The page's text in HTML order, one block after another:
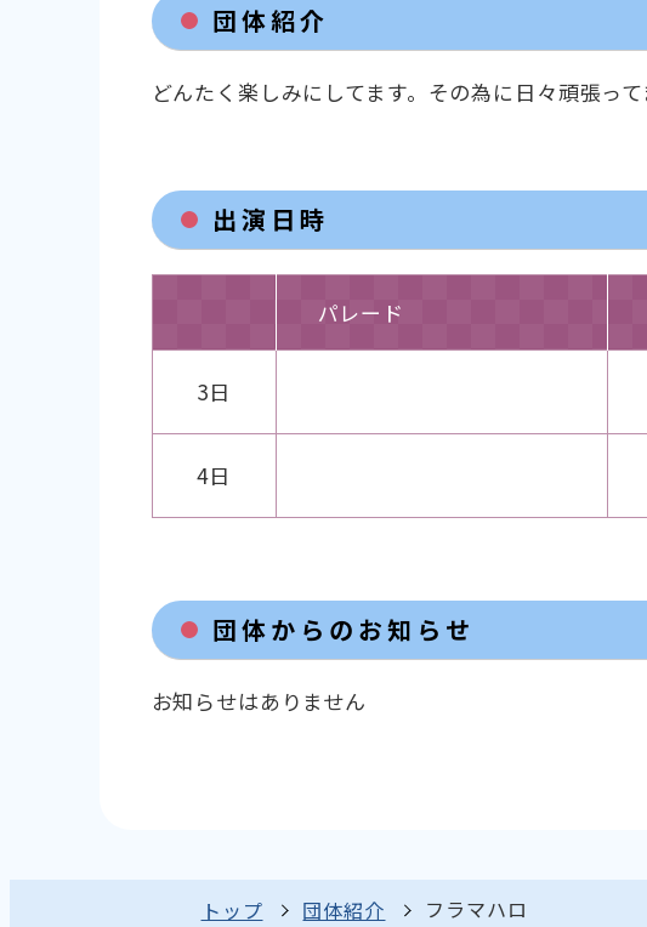
団体紹介
どんたく楽しみにしてます。その為に日々頑張って
出演日時
パレード
3日
4日
団体からのお知らせ
お知らせはありません
トップ 団体紹介 フラマハロ